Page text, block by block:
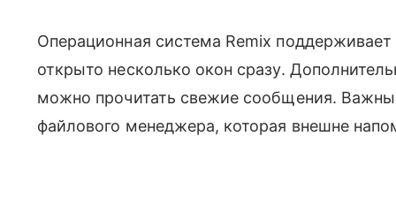
Операционная система Remix
открыто несколько окон сразу.
можно прочитать свежие сообщения.
файлового менеджера, которая внешне